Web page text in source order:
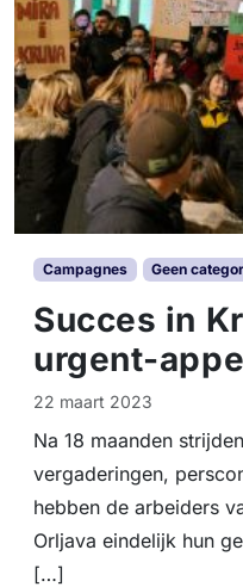
Campagnes Geen
Succes in
urgent-
22 maart 2023
Na 18 maanden
vergaderingen,
hebben de arbeiders
Orljava eindelijk hun
[…]